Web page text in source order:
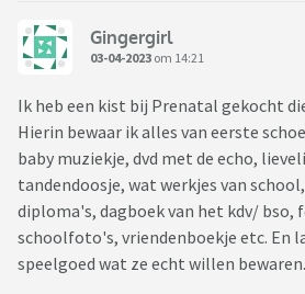
Gingergirl
03-04-2023 om 14:21
Ik heb een kist bij Prenatal gekocht
Hierin bewaar ik alles van eerste
baby muziekje, dvd met de echo,
tandendoosje, wat werkjes van
diploma's, dagboek van het kdv/ bso,
schoolfoto's, vriendenboekje etc. En
speelgoed wat ze echt willen bewaren.